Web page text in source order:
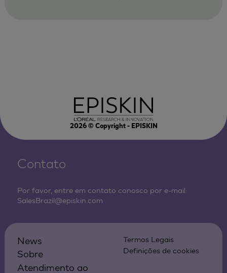
2026© Copyright - EPISKIN
Contato
Por favor, entre em contato conosco por e-mail:
SalesBrazil@episkin.com
News
Sobre
Atendimento ao
Termos Legais
Definições de cookies